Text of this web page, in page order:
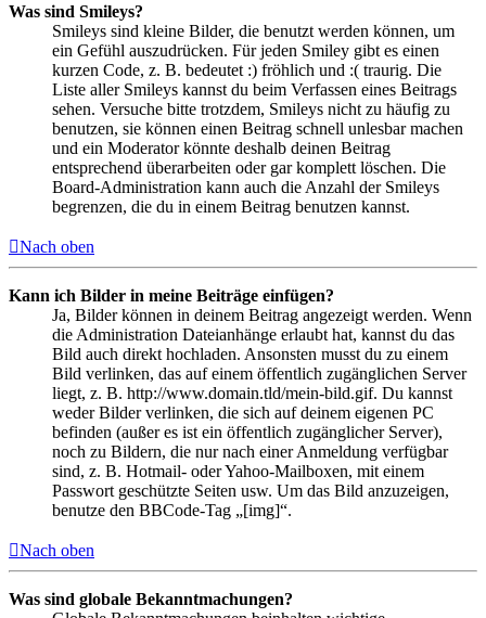
Was sind Smileys?
Smileys sind kleine Bilder, die benutzt werden können, um
ein Gefühl auszudrücken. Für jeden Smiley gibt es einen
kurzen Code, z. B. bedeutet :) fröhlich und :( traurig. Die
Liste aller Smileys kannst du beim Verfassen eines Beitrags
sehen. Versuche bitte trotzdem, Smileys nicht zu häufig zu
benutzen, sie können einen Beitrag schnell unlesbar machen
und ein Moderator könnte deshalb deinen Beitrag
entsprechend überarbeiten oder gar komplett löschen. Die
Board-Administration kann auch die Anzahl der Smileys
begrenzen, die du in einem Beitrag benutzen kannst.
Nach oben
Kann ich Bilder in meine Beiträge einfügen?
Ja, Bilder können in deinem Beitrag angezeigt werden. Wenn
die Administration Dateianhänge erlaubt hat, kannst du das
Bild auch direkt hochladen. Ansonsten musst du zu einem
Bild verlinken, das auf einem öffentlich zugänglichen Server
liegt, z. B. http://www.domain.tld/mein-bild.gif. Du kannst
weder Bilder verlinken, die sich auf deinem eigenen PC
befinden (außer es ist ein öffentlich zugänglicher Server),
noch zu Bildern, die nur nach einer Anmeldung verfügbar
sind, z. B. Hotmail- oder Yahoo-Mailboxen, mit einem
Passwort geschützte Seiten usw. Um das Bild anzuzeigen,
benutze den BBCode-Tag „[img]“.
Nach oben
Was sind globale Bekanntmachungen?